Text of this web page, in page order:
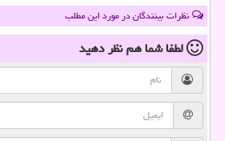
نظرات بینندگان در مورد این مطلب
لطفا شما همنظر دهید